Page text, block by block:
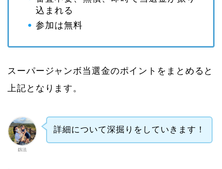
込まれる
参加は無料
スーパージャンボ当選金のポイントをまとめると
上記となります。
釼法
詳細について深掘りをしていきます！